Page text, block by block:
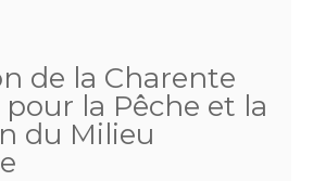
de la Charente
la Pêche et la
du Milieu